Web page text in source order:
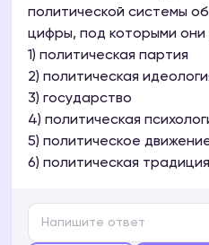
политической системы
цифры, под которыми они
1) политическая партия
2) политическая
3) государство
4) политическая
5) политическое
6) политическая традиция